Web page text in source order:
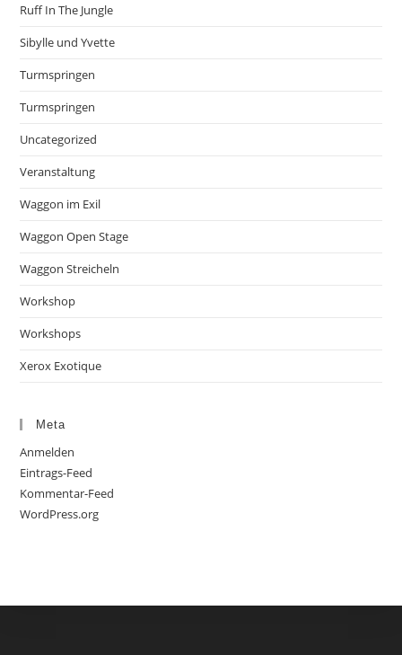
Ruff In The Jungle
Sibylle und Yvette
Turmspringen
Turmspringen
Uncategorized
Veranstaltung
Waggon im Exil
Waggon Open Stage
Waggon Streicheln
Workshop
Workshops
Xerox Exotique
Meta
Anmelden
Eintrags-Feed
Kommentar-Feed
WordPress.org